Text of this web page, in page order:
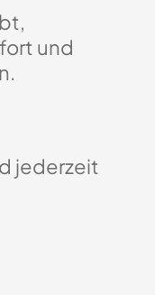
und
jederzeit